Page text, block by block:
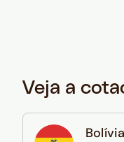
Veja a
Bolívia